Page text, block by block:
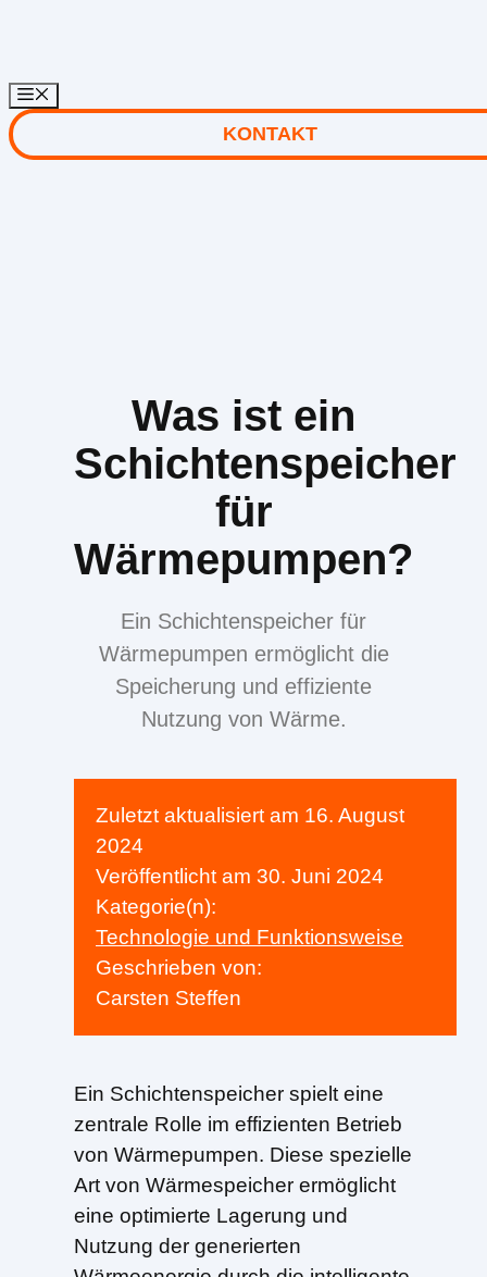
springen
KONTAKT
Was ist ein
Schichtenspeicher
für
Wärmepumpen?
Ein Schichtenspeicher für
Wärmepumpen ermöglicht die
Speicherung und effiziente
Nutzung von Wärme.
Zuletzt aktualisiert am 16. August
2024
Veröffentlicht am 30. Juni 2024
Kategorie(n):
Technologie und Funktionsweise
Geschrieben von:
Carsten Steffen
Ein Schichtenspeicher spielt eine
zentrale Rolle im effizienten Betrieb
von Wärmepumpen. Diese spezielle
Art von Wärmespeicher ermöglicht
eine optimierte Lagerung und
Nutzung der generierten